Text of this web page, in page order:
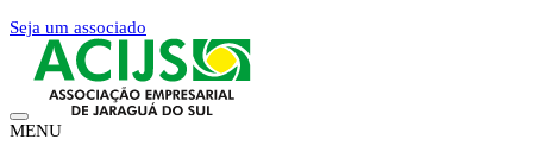
Seja um associado
MENU